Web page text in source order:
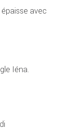
avec
Iéna.